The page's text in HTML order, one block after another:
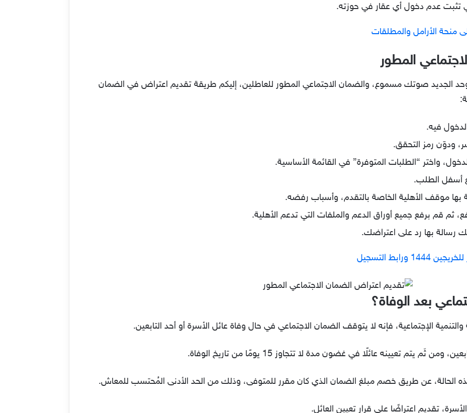
تثبت عدم دخول أي عقار في حوزته.
منحة الأرامل والمطلقات
المطور
الجديد صوتك مسموع، والضمان الاجتماعي المطور للعاطلين، إليكم طريقة تقديم اعتراض في الضمان
فيه.
ودوّن رمز التحقق.
واختر “الطلبات المتوفرة” في القائمة الأساسية.
أسفل الطلب.
موقف الأهلية الخاصة بالتقدم، وأسباب رفضه.
ثم قم برفع جميع أوراق الدعم والملفات التي تدعم الأهلية.
رسالة بها رد على اعتراضك.
التسجيل
بعد الوفاة؟
والتنمية الإجتماعية، فإنه لا يتوقف الضمان الاجتماعي في حال وفاة عائل الأسرة أو أحد التابعين.
يتم تعيينه عائلًا في غضون مدة لا تتجاوز 15 يومًا من تاريخ الوفاة.
الحالة، عن طريق خصم مبلغ الضمان الذي كان مقرر للمتوفى، وذلك من الحد الأدنى المُحتسب للمعاش.
تقديم اعتراضًا على قرار تعيين العائل.